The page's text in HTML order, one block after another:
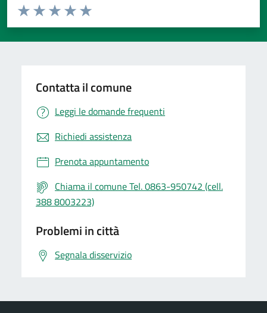
Valuta da 1 a 5 stelle la pagina
Valuta 5 stelle su 5
Valuta 4 stelle su 5
Valuta 3 stelle su 5
Valuta 2 stelle su 5
Valuta 1 stelle su 5
Contatta il comune
Leggi le domande frequenti
Richiedi assistenza
Prenota appuntamento
Chiama il comune Tel. 0863-950742 (cell.
388 8003223)
Problemi in città
Segnala disservizio